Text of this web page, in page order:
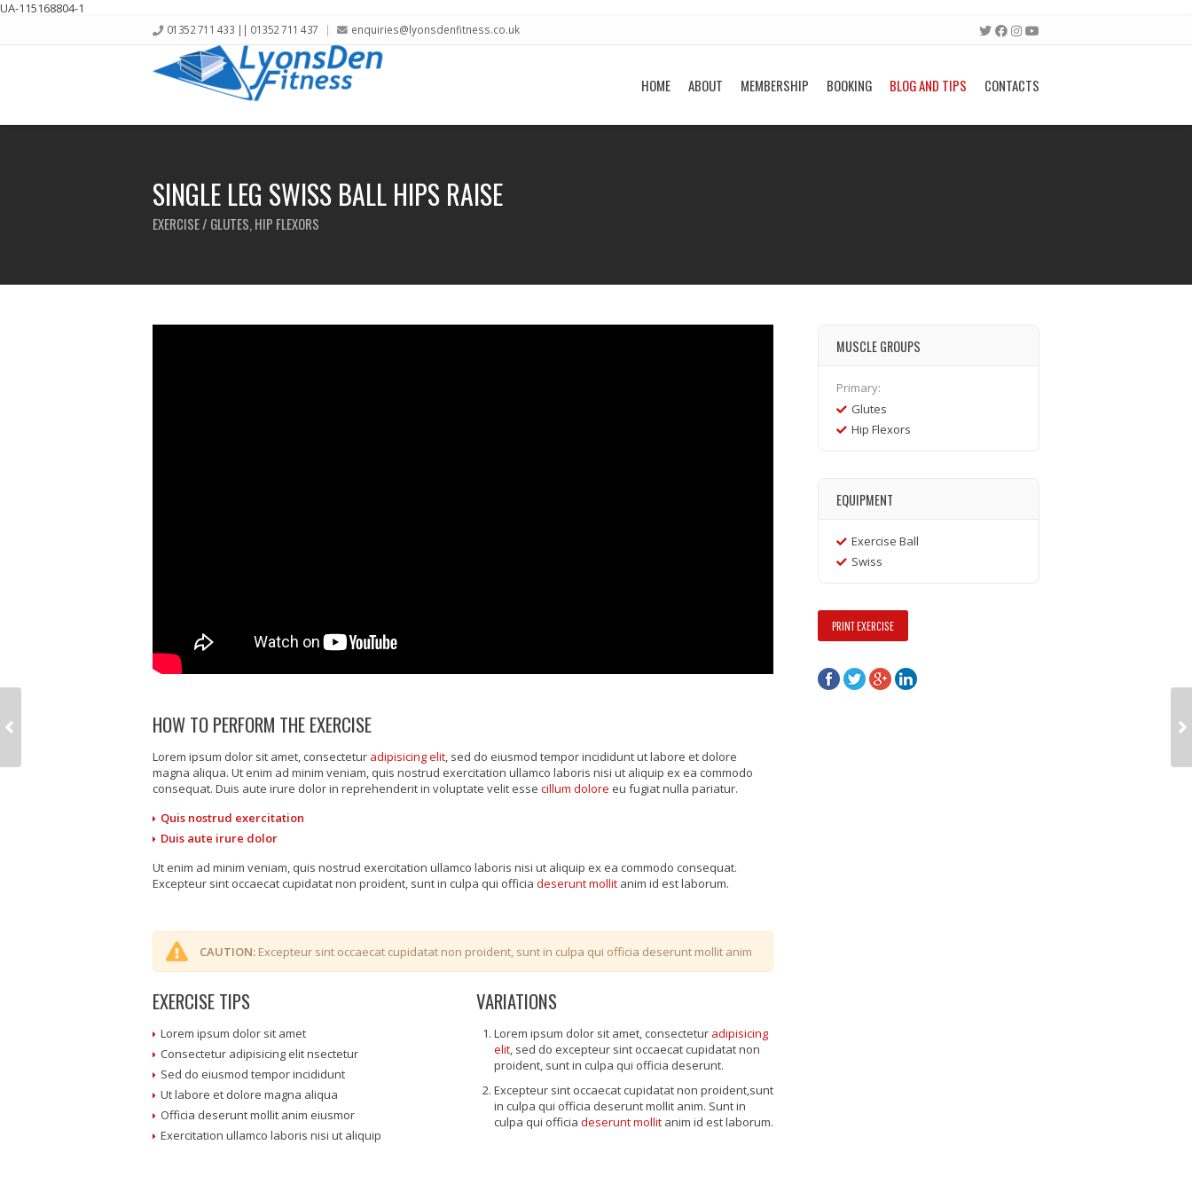
UA-115168804-1
01352 711 433 || 01352 711 437 enquiries@lyonsdenfitness.co.uk
HOME ABOUT MEMBERSHIP BOOKING BLOG AND TIPS CONTACTS
SINGLE LEG SWISS BALL HIPS RAISE
EXERCISE / GLUTES, HIP FLEXORS
HOW TO PERFORM THE EXERCISE
Lorem ipsum dolor sit amet, consectetur adipisicing elit, sed do eiusmod tempor incididunt ut labore et dolore
magna aliqua. Ut enim ad minim veniam, quis nostrud exercitation ullamco laboris nisi ut aliquip ex ea commodo
consequat. Duis aute irure dolor in reprehenderit in voluptate velit esse cillum dolore eu fugiat nulla pariatur.
Quis nostrud exercitation
Duis aute irure dolor
Ut enim ad minim veniam, quis nostrud exercitation ullamco laboris nisi ut aliquip ex ea commodo consequat.
Excepteur sint occaecat cupidatat non proident, sunt in culpa qui officia deserunt mollit anim id est laborum.
CAUTION: Excepteur sint occaecat cupidatat non proident, sunt in culpa qui officia deserunt mollit anim
EXERCISE TIPS
Lorem ipsum dolor sit amet
Consectetur adipisicing elit nsectetur
Sed do eiusmod tempor incididunt
Ut labore et dolore magna aliqua
Officia deserunt mollit anim eiusmor
Exercitation ullamco laboris nisi ut aliquip
VARIATIONS
Lorem ipsum dolor sit amet, consectetur adipisicing
elit, sed do excepteur sint occaecat cupidatat non
proident, sunt in culpa qui officia deserunt.
Excepteur sint occaecat cupidatat non proident,sunt
in culpa qui officia deserunt mollit anim. Sunt in
culpa qui officia deserunt mollit anim id est laborum.
MUSCLE GROUPS
Primary:
Glutes
Hip Flexors
EQUIPMENT
Exercise Ball
Swiss
PRINT EXERCISE